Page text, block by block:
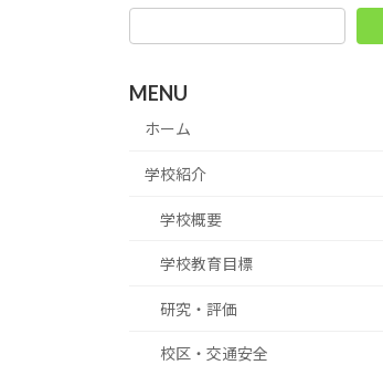
MENU
ホーム
学校紹介
学校概要
学校教育目標
研究・評価
校区・交通安全